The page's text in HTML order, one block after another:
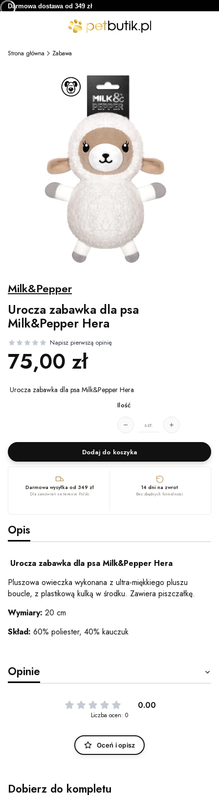
Darmowa dostawa od 349 zł
Strona główna Zabawa
Milk&Pepper
Urocza zabawka dla psa
Milk&Pepper Hera
Cena
75,00 zł
Urocza zabawka dla psa Milk&Pepper Hera
Ilość
szt.
Dodaj do koszyka
Darmowa wysyłka od 349 zł
Dla zamówień na terenie Polski
14 dni na zwrot
Bez zbędnych formalności
Opis
Urocza zabawka dla psa Milk&Pepper Hera
Pluszowa owieczka wykonana z ultra-miękkiego pluszu
boucle, z plastikową kulką w środku. Zawiera piszczałkę.
Wymiary: 20 cm
Skład: 60% poliester, 40% kauczuk
Opinie
0.00
Liczba ocen: 0
Oceń i opisz
Dobierz do kompletu